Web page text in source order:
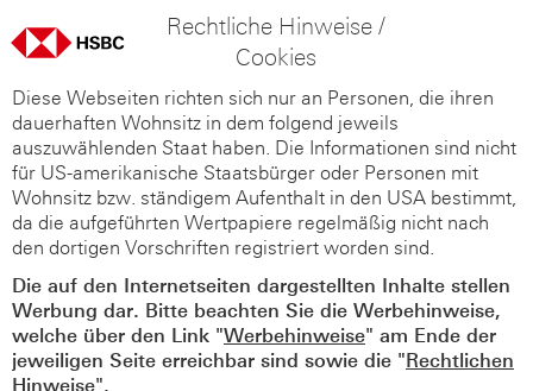
Rechtliche Hinweise /
Cookies
Diese Webseiten richten sich nur an Personen, die ihren
dauerhaften Wohnsitz in dem folgend jeweils
auszuwählenden Staat haben. Die Informationen sind nicht
für US-amerikanische Staatsbürger oder Personen mit
Wohnsitz bzw. ständigem Aufenthalt in den USA bestimmt,
da die aufgeführten Wertpapiere regelmäßig nicht nach
den dortigen Vorschriften registriert worden sind.
Die auf den Internetseiten dargestellten Inhalte stellen
Werbung dar. Bitte beachten Sie die Werbehinweise,
welche über den Link "Werbehinweise" am Ende der
jeweiligen Seite erreichbar sind sowie die "Rechtlichen
Hinweise".